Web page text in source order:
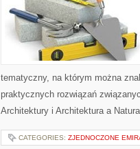
tematyczny, na którym można
praktycznych rozwiązań
Architektury i Architektura a
CATEGORIES: ZJEDNOCZONE